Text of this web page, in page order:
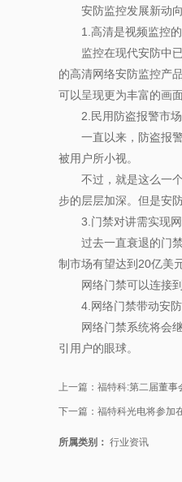
安防监控发展新动
1.高清是视频监控的
监控在现代安防中已
的高清网络安防监控产
可以呈现更为丰富的画
2.民用防盗报警市场
一直以来，防盗报警
被用户所小视。
不过，就是这么一个
步的层层加深。但是安
3.门禁对讲需实现网
过去一直衰退的门禁
制市场有望达到20亿美元
网络门禁可以连接到
4.网络门禁带动安防
网络门禁系统将会继
引用户的眼球。
上一篇： 福特科:第二届董事
下一篇： 福特科光电将参加
所属类别： 行业资讯